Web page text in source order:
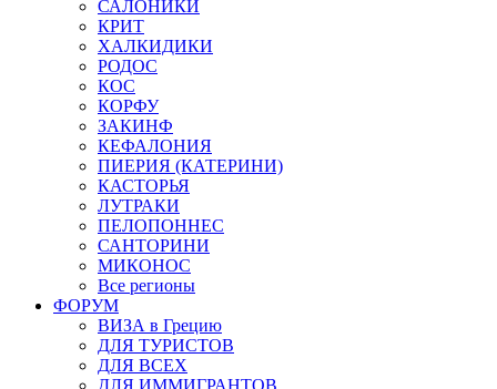
САЛОНИКИ
КРИТ
ХАЛКИДИКИ
РОДОС
КОС
КОРФУ
ЗАКИНФ
КЕФАЛОНИЯ
ПИЕРИЯ (КАТЕРИНИ)
КАСТОРЬЯ
ЛУТРАКИ
ПЕЛОПОННЕС
САНТОРИНИ
МИКОНОС
Все регионы
ФОРУМ
ВИЗА в Грецию
ДЛЯ ТУРИСТОВ
ДЛЯ ВСЕХ
ДЛЯ ИММИГРАНТОВ